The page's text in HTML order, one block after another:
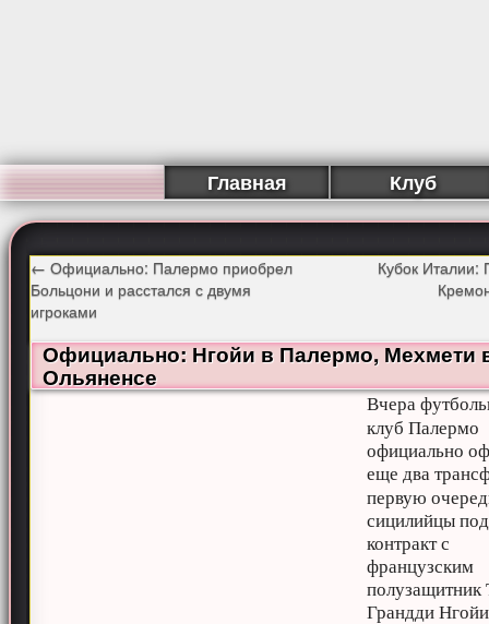
Главная Клуб
← Официально: Палермо приобрел
Больцони и расстался с двумя
игроками
Кубок Италии:
Официально: Нгойи в Палермо, Мехмети
Ольяненсе
Вчера
клуб Палермо
официально
еще два
первую
сицилийцы
контракт с
французским
полузащитник
Грандди